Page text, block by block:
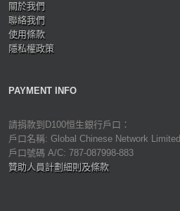
關於我們
聯絡我們
使用條款
隱私權政策
PAYMENT INFO
請捐款到D100恒生銀行戶口：
戶口名稱: Global Chinese Network Limited
戶口號碼 A/C: 787-087998-883
贊助人員計劃細則及條款